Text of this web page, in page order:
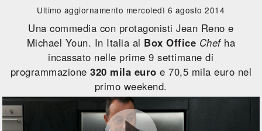
Ultimo aggiornamento mercoledì 6 agosto 2014
Una commedia con protagonisti Jean Reno e
Michael Youn. In Italia al Box Office Chefha
incassato nelle prime 9 settimane di
programmazione320 mila euro e 70,5 mila euro nel
primo weekend.